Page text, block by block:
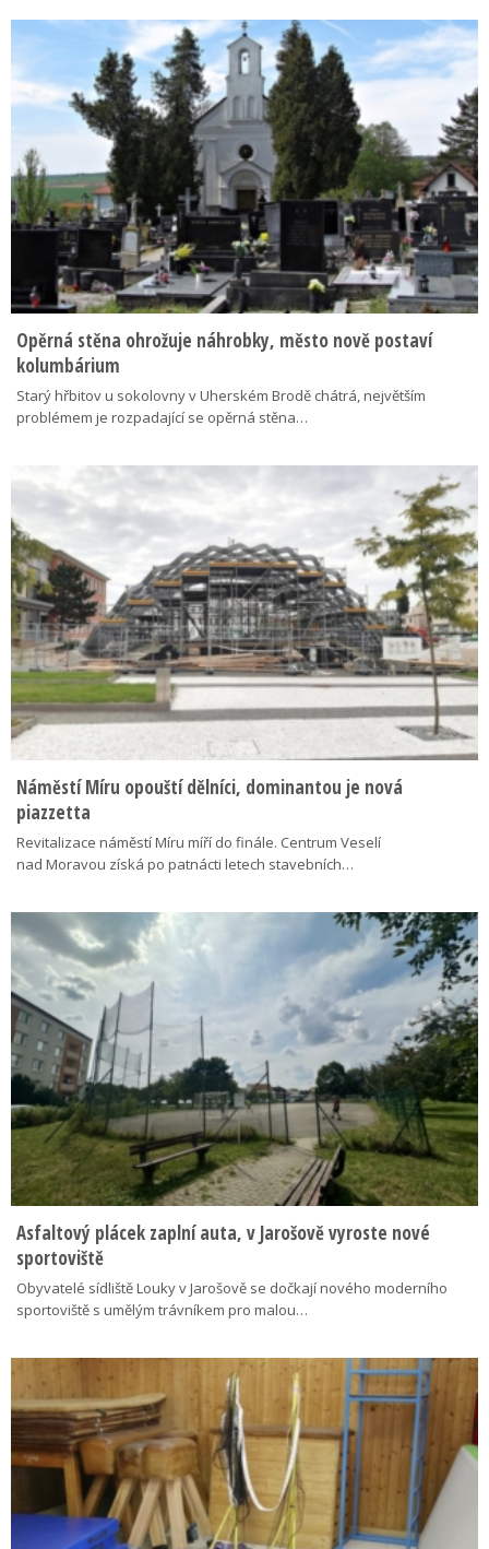
Opěrná stěna ohrožuje náhrobky, město nově postaví
kolumbárium
Starý hřbitov u sokolovny v Uherském Brodě chátrá, největším
problémem je rozpadající se opěrná stěna…
Náměstí Míru opouští dělníci, dominantou je nová
piazzetta
Revitalizace náměstí Míru míří do finále. Centrum Veselí
nad Moravou získá po patnácti letech stavebních…
Asfaltový plácek zaplní auta, v Jarošově vyroste nové
sportoviště
Obyvatelé sídliště Louky v Jarošově se dočkají nového moderního
sportoviště s umělým trávníkem pro malou…